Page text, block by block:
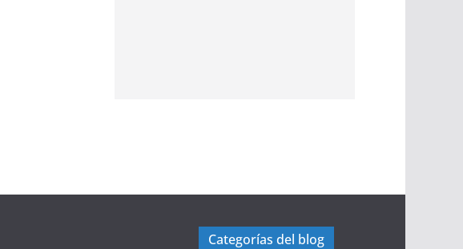
Categorías del blog